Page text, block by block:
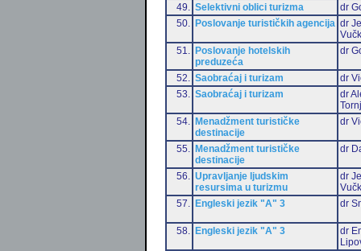
49.
Selektivni oblici turizma
dr
50.
Poslovanje turističkih agencija dr
51.
Poslovanje hotelskih
preduzeća
dr
52. Saobraćaj i turizam
dr
53.
Saobraćaj i turizam
dr
54.
Menadžment turističke
destinacije
dr
55.
Menadžment turističke
destinacije
dr
56.
Upravljanje ljudskim
resursima u turizmu
dr
57.
Engleski jezik "A" 3 dr
58. Engleski jezik "A" 3
dr